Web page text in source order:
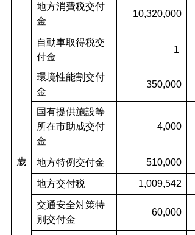
地方消費税交付
金
10,320,000
自動車取得税交
付金
1
環境性能割交付
金
350,000
国有提供施設等
所在市助成交付
金
4,000
歳 地方特例交付金 510,000
地方交付税 1,009,542
交通安全対策特
別交付金
60,000